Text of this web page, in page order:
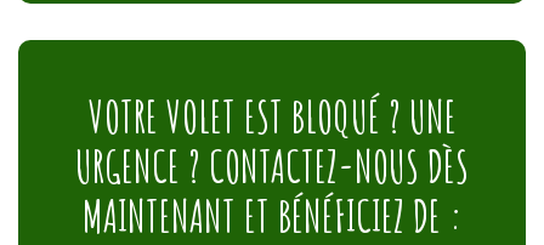
VOTRE VOLET EST BLOQUÉ ? UNE
URGENCE ? CONTACTEZ-NOUS DÈS
MAINTENANT ET BÉNÉFICIEZ DE :